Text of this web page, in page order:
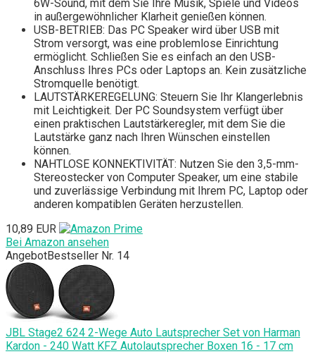
6W-Sound, mit dem Sie Ihre Musik, Spiele und Videos
in außergewöhnlicher Klarheit genießen können.
USB-BETRIEB: Das PC Speaker wird über USB mit
Strom versorgt, was eine problemlose Einrichtung
ermöglicht. Schließen Sie es einfach an den USB-
Anschluss Ihres PCs oder Laptops an. Kein zusätzliche
Stromquelle benötigt.
LAUTSTÄRKEREGELUNG: Steuern Sie Ihr Klangerlebnis
mit Leichtigkeit. Der PC Soundsystem verfügt über
einen praktischen Lautstärkeregler, mit dem Sie die
Lautstärke ganz nach Ihren Wünschen einstellen
können.
NAHTLOSE KONNEKTIVITÄT: Nutzen Sie den 3,5-mm-
Stereostecker von Computer Speaker, um eine stabile
und zuverlässige Verbindung mit Ihrem PC, Laptop oder
anderen kompatiblen Geräten herzustellen.
10,89 EUR
Bei Amazon ansehen
AngebotBestseller Nr. 14
JBL Stage2 624 2-Wege Auto Lautsprecher Set von Harman
Kardon - 240 Watt KFZ Autolautsprecher Boxen 16 - 17 cm